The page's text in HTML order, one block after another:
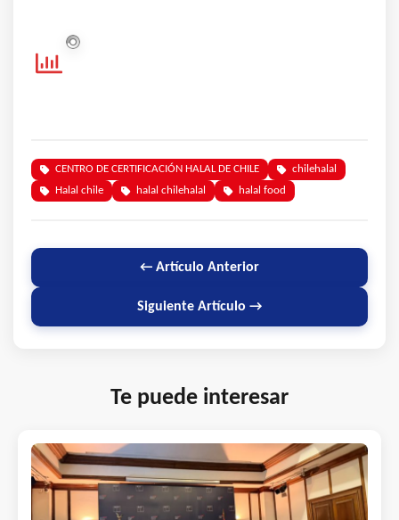
CENTRO DE CERTIFICACIÓN HALAL DE CHILE
chilehalal
Halal chile
halal chilehalal halal food
← Artículo Anterior
Siguiente Artículo →
Te puede interesar